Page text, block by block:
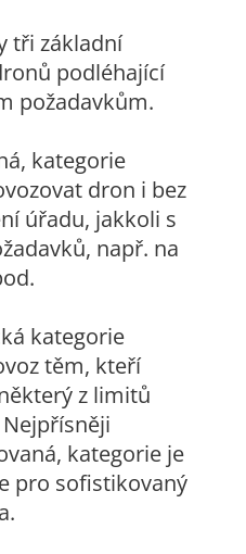
tři základní
podléhající
požadavkům.
kategorie
dron i bez
úřadu, jakkoli s
např. na
kategorie
těm, kteří
z limitů
kategorie je
pro sofistikovaný